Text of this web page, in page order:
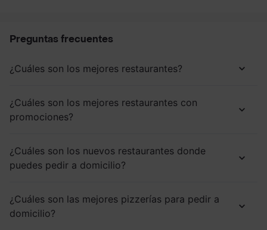
Preguntas frecuentes
¿Cuáles son los mejores restaurantes?
¿Cuáles son los mejores restaurantes con
promociones?
¿Cuáles son los nuevos restaurantes donde
puedes pedir a domicilio?
¿Cuáles son las mejores pizzerías para pedir a
domicilio?